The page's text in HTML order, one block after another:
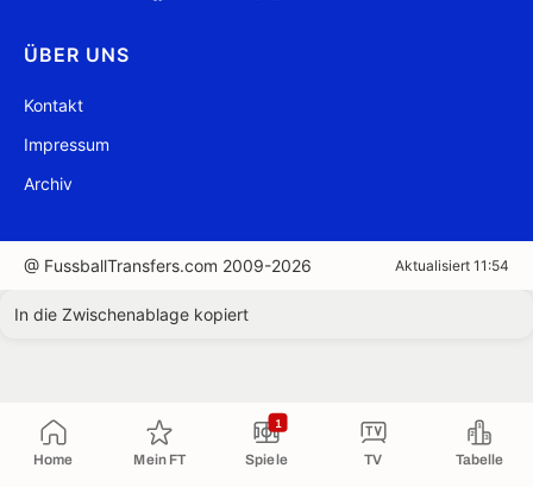
Home Mein FT Spiele
1
TV Tabelle
ÜBER UNS
Kontakt
Impressum
Archiv
@ FussballTransfers.com 2009-2026 Aktualisiert 11:54
In die Zwischenablage kopiert